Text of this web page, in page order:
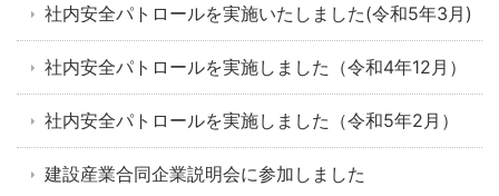
社内安全パトロールを実施いたしました(令和5年3月)
社内安全パトロールを実施しました（令和4年12月）
社内安全パトロールを実施しました（令和5年2月）
建設産業合同企業説明会に参加しました